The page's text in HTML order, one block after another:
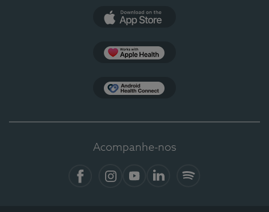
Acompanhe-nos